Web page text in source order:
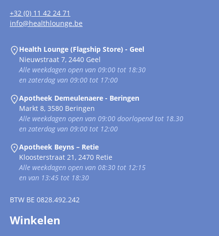
+32 (0) 11 42 24 71
info@healthlounge.be
Health Lounge (Flagship Store) - Geel
Nieuwstraat 7, 2440 Geel
Alle weekdagen open van 09:00 tot 18:30
en zaterdag van 09:00 tot 17:00
Apotheek Demeulenaere - Beringen
Markt 8, 3580 Beringen
Alle weekdagen open van 09:00 doorlopend tot 18.30
en zaterdag van 09:00 tot 12:00
Apotheek Beyns – Retie
Kloosterstraat 21, 2470 Retie
Alle weekdagen open van 08:30 tot 12:15
en van 13:45 tot 18:30
BTW BE 0828.492.242
Winkelen